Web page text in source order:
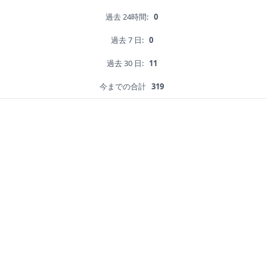
過去 24時間: 0
過去 7 日: 0
過去 30 日: 11
今までの合計 319